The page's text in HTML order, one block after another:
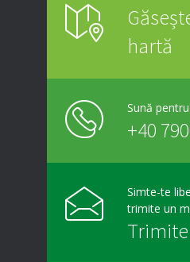
hartă
Sună
+40
Simte-te
trimite un